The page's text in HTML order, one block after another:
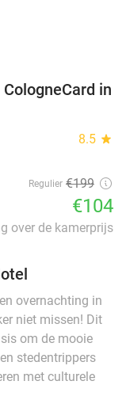
in
8.5 star
Regulier €199
€104
over de kamerprijs
overnachting in
niet missen! Dit
om de mooie
stedentrippers
met culturele